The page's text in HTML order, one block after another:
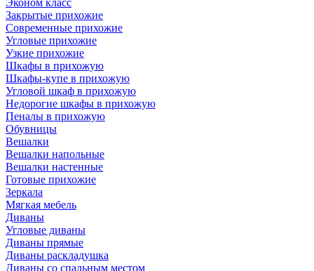
Эконом класс
Закрытые прихожие
Современные прихожие
Угловые прихожие
Узкие прихожие
Шкафы в прихожую
Шкафы-купе в прихожую
Угловой шкаф в прихожую
Недорогие шкафы в прихожую
Пеналы в прихожую
Обувницы
Вешалки
Вешалки напольные
Вешалки настенные
Готовые прихожие
Зеркала
Мягкая мебель
Диваны
Угловые диваны
Диваны прямые
Диваны раскладушка
Диваны со спальным местом